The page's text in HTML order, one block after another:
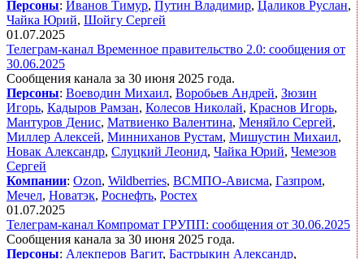
Персоны: Иванов Тимур, Путин Владимир, Цаликов Руслан,
Чайка Юрий, Шойгу Сергей
01.07.2025
Телеграм-канал Временное правительство 2.0: сообщения от
30.06.2025
Сообщения канала за 30 июня 2025 года.
Персоны: Воеводин Михаил, Воробьев Андрей, Зюзин
Игорь, Кадыров Рамзан, Колесов Николай, Краснов Игорь,
Мантуров Денис, Матвиенко Валентина, Меняйло Сергей,
Миллер Алексей, Минниханов Рустам, Мишустин Михаил,
Новак Александр, Слуцкий Леонид, Чайка Юрий, Чемезов
Сергей
Компании: Ozon, Wildberries, ВСМПО-Ависма, Газпром,
Мечел, Новатэк, Роснефть, Ростех
01.07.2025
Телеграм-канал Компромат ГРУПП: сообщения от 30.06.2025
Сообщения канала за 30 июня 2025 года.
Персоны: Алекперов Вагит, Бастрыкин Александр,